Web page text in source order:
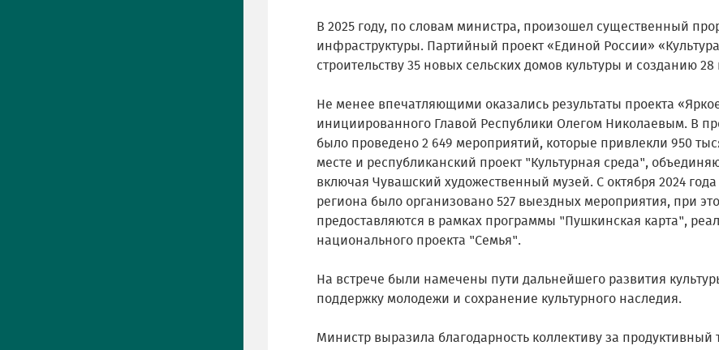
В 2025 году, по словам министра, произошел существенный
инфраструктуры. Партийный проект «Единой России»
строительству 35 новых сельских домов культуры и созданию
Не менее впечатляющими оказались результаты проекта
инициированного Главой Республики Олегом Николаевым. В
было проведено 2 649 мероприятий, которые привлекли 950
месте и республиканский проект "Культурная среда",
включая Чувашский художественный музей. С октября 2024
региона было организовано 527 выездных мероприятия, при
предоставляются в рамках программы "Пушкинская карта",
национального проекта "Семья".
На встрече были намечены пути дальнейшего развития
поддержку молодежи и сохранение культурного наследия.
Министр выразила благодарность коллективу за продуктивный